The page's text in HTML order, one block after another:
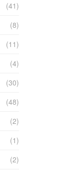
(41)
(8)
(11)
(4)
(30)
(48)
(2)
(1)
(2)